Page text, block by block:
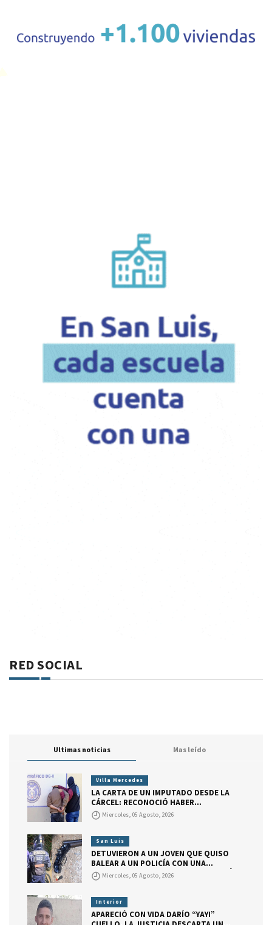
RED SOCIAL
Ultimas noticias Mas leído
Villa Mercedes
LA CARTA DE UN IMPUTADO DESDE LA
CÁRCEL: RECONOCIÓ HABER
CONSEGUIDO DROGA PARA VENDER,
PERO DIJO QUE ACTUÓ POR PEDIDO DE
Miercoles, 05 Agosto, 2026
San Luis
DETUVIERON A UN JOVEN QUE QUISO
BALEAR A UN POLICÍA CON UNA
ESCOPETA RECORTADA. EL ARMA TENÍA
UN CARTUCHO CON MARCAS QUE
Miercoles, 05 Agosto, 2026
Interior
APARECIÓ CON VIDA DARÍO “YAYI”